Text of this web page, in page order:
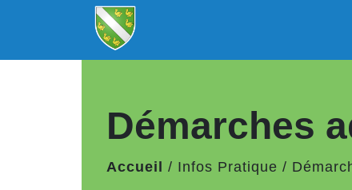
Démarches
Accueil / Infos Pratique /